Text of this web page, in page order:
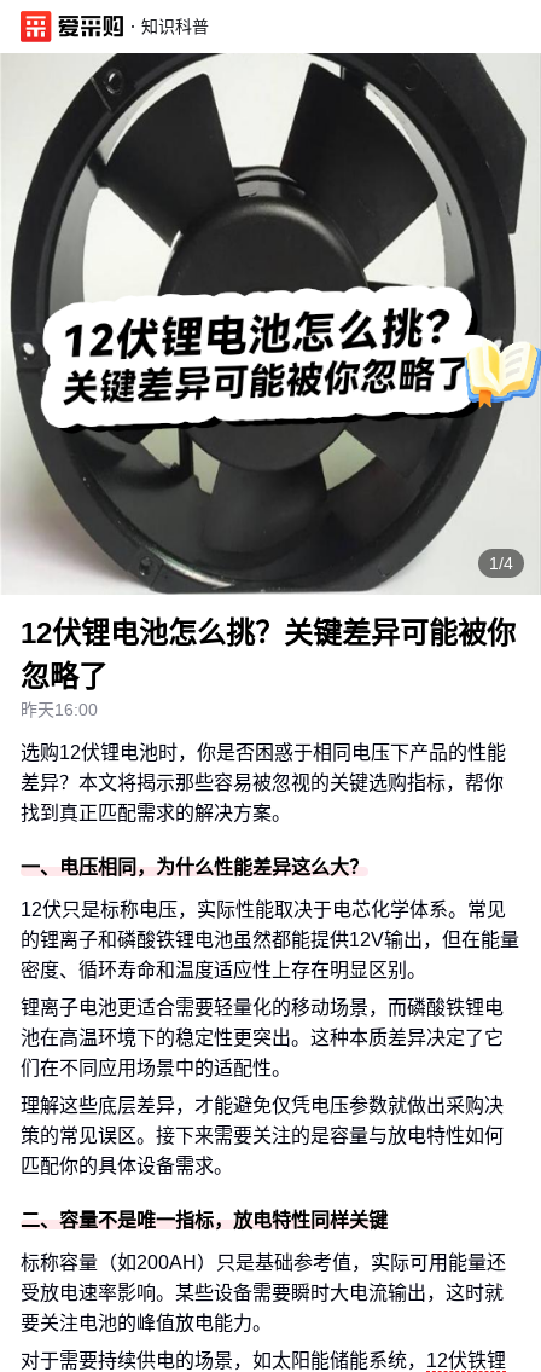
· 知识科普
1/4
12伏锂电池怎么挑？关键差异可能被你
忽略了
昨天16:00
选购12伏锂电池时，你是否困惑于相同电压下产品的性能
差异？本文将揭示那些容易被忽视的关键选购指标，帮你
找到真正匹配需求的解决方案。
一、电压相同，为什么性能差异这么大？
12伏只是标称电压，实际性能取决于电芯化学体系。常见
的锂离子和磷酸铁锂电池虽然都能提供12V输出，但在能量
密度、循环寿命和温度适应性上存在明显区别。
锂离子电池更适合需要轻量化的移动场景，而磷酸铁锂电
池在高温环境下的稳定性更突出。这种本质差异决定了它
们在不同应用场景中的适配性。
理解这些底层差异，才能避免仅凭电压参数就做出采购决
策的常见误区。接下来需要关注的是容量与放电特性如何
匹配你的具体设备需求。
二、容量不是唯一指标，放电特性同样关键
标称容量（如200AH）只是基础参考值，实际可用能量还
受放电速率影响。某些设备需要瞬时大电流输出，这时就
要关注电池的峰值放电能力。
对于需要持续供电的场景，如太阳能储能系统， 12伏铁锂